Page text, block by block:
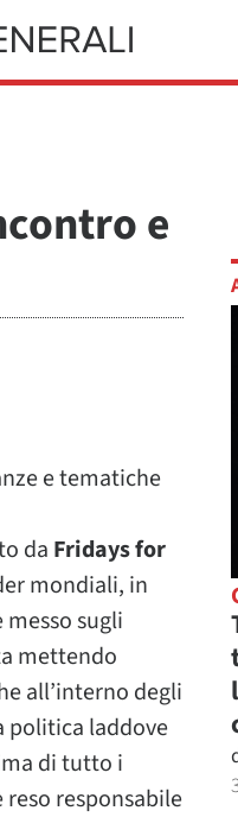
e
e tematiche
da Fridays for
mondiali, in
sugli
mettendo
all’interno degli
politica laddove
di tutto i
responsabile